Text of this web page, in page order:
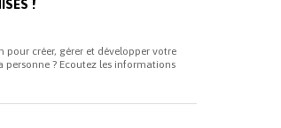
!
pour créer, gérer et développer votre
personne ? Ecoutez les informations